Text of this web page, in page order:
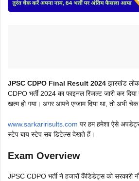
JPSC CDPO Final Result 2024 झारखंड
CDPO भर्ती 2024 का फाइनल रिजल्ट जारी कर
खत्म हो गया। अगर आपने एग्जाम दिया था, तो अभी
www.sarkaririsults.com पर हम हमेशा ऐसे
स्टेप बाय स्टेप सब डिटेल्स देखते हैं।
Exam Overview
JPSC CDPO भर्ती ने हजारों कैंडिडेट्स को सरकारी